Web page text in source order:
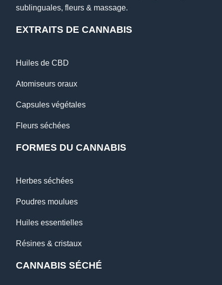
sublinguales, fleurs & massage.
EXTRAITS DE CANNABIS
Huiles de CBD
Atomiseurs oraux
Capsules végétales
Fleurs séchées
FORMES DU CANNABIS
Herbes séchées
Poudres moulues
Huiles essentielles
Résines & cristaux
CANNABIS SÉCHÉ